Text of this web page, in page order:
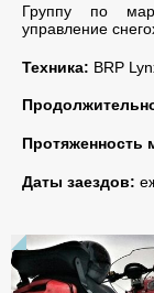
Группу по
управление
Техника: BRP
Протяженность
Даты заездов: